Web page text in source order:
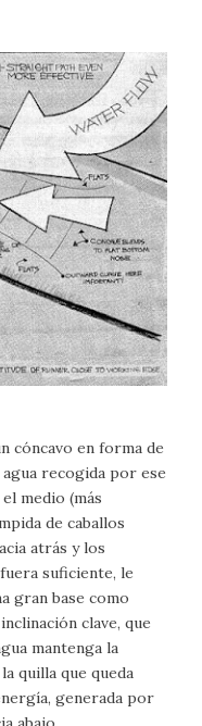
cóncavo en forma de
recogida por ese
medio (más
de caballos
atrás y los
suficiente, le
gran base como
clave, que
mantenga la
quilla que queda
generada por